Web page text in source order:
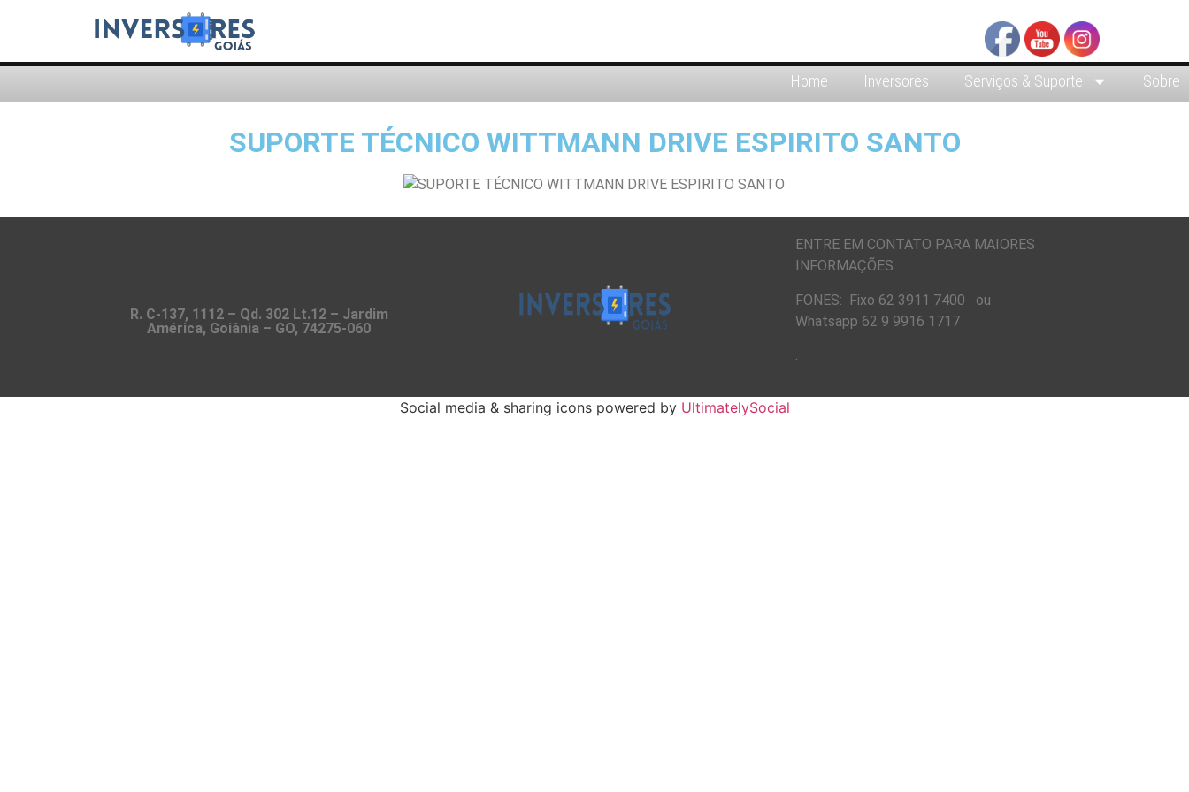
Home Inversores Serviços & Suporte Sobre
SUPORTE TÉCNICO WITTMANN DRIVE ESPIRITO SANTO
R. C-137, 1112 – Qd. 302 Lt.12 – Jardim
América, Goiânia – GO, 74275-060
ENTRE EM CONTATO PARA MAIORES
INFORMAÇÕES
FONES: Fixo 62 3911 7400 ou
Whatsapp 62 9 9916 1717
.
Social media & sharing icons powered by UltimatelySocial